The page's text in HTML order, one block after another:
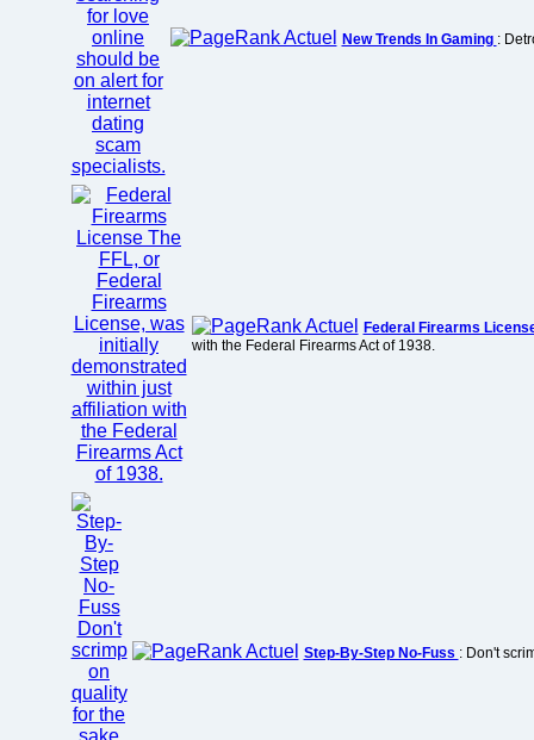
New Trends In Gaming :
Federal Firearms
with the Federal Firearms Act of 1938.
Step-By-Step No-Fuss : Don't